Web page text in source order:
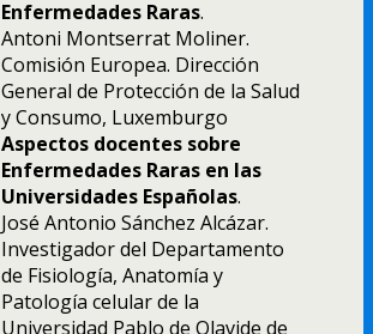
Enfermedades Raras.
Antoni Montserrat Moliner.
Comisión Europea. Dirección
General de Protección de la Salud
y Consumo, Luxemburgo
Aspectos docentes sobre
Enfermedades Raras en las
Universidades Españolas.
José Antonio Sánchez Alcázar.
Investigador del Departamento
de Fisiología, Anatomía y
Patología celular de la
Universidad Pablo de Olavide de